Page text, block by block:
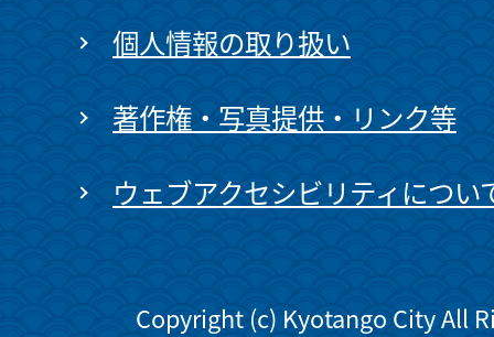
個人情報の取り扱い
著作権・写真提供・リンク等
ウェブアクセシビリティについ
Copyright (c) Kyotango City All